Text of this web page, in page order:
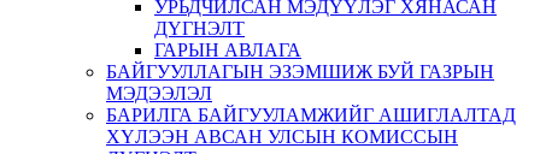
УРЬДЧИЛСАН МЭДҮҮЛЭГ ХЯНАСАН
ДҮГНЭЛТ
ГАРЫН АВЛАГА
БАЙГУУЛЛАГЫН ЭЗЭМШИЖ БУЙ ГАЗРЫН
МЭДЭЭЛЭЛ
БАРИЛГА БАЙГУУЛАМЖИЙГ АШИГЛАЛТАД
ХҮЛЭЭН АВСАН УЛСЫН КОМИССЫН